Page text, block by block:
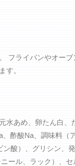
フライパンやオーブ
す。
水あめ、卵たん白、
酢酸Na、調味料（
酸）、グリシン、
ール、ラック）、